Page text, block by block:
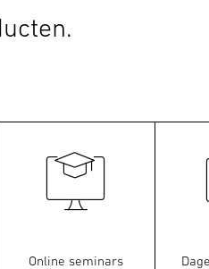
Online seminars